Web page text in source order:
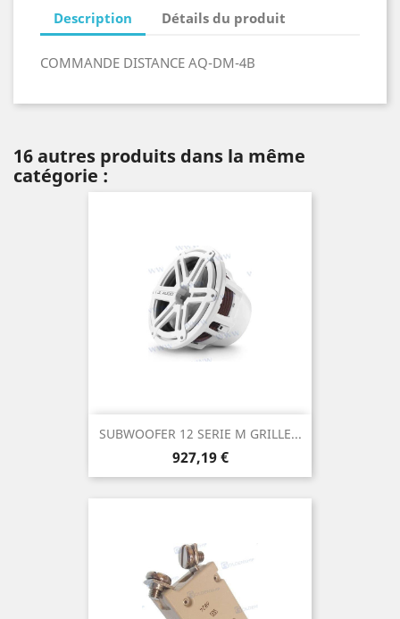
Description Détails du produit
COMMANDE DISTANCE AQ-DM-4B
16 autres produits dans la même
catégorie :
SUBWOOFER 12 SERIE M GRILLE...
Prix
927,19 €